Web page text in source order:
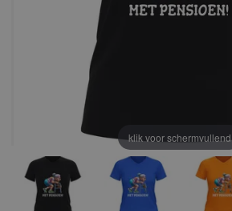
klik voor schermvullend